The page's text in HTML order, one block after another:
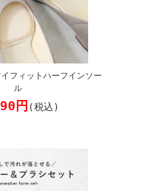
イフィットハーフインソー
ル
円 (税込)